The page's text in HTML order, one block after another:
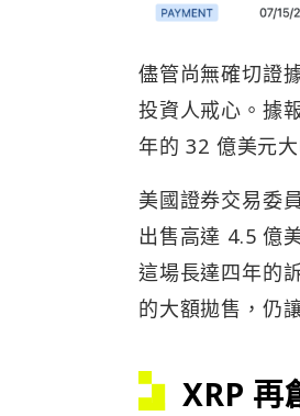
儘管尚無確切證
投資人戒心。據
年的 32 億美元
美國證券交易委
出售高達 4.5 億
這場長達四年的
的大額拋售，仍
XRP 再